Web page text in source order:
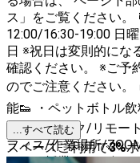
ス」をご覧ください。 ⏰営業時間 月〜金曜：9:00-
12:00/16:30-19:00 日
日 ※祝日は変則的にな
確認ください。 ※ご予
のでご注意ください。 🏠スペース概要 ・1名収容 ・土足可
能👟 ・ペットボトル飲料のみ持
途 テレワーク/リモー
フィス/作業場所/
...すべて読む
スペースご利用で3%